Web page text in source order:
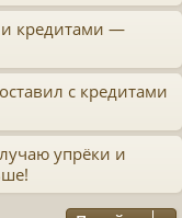
а
кредитами —
с кредитами
упрёки и